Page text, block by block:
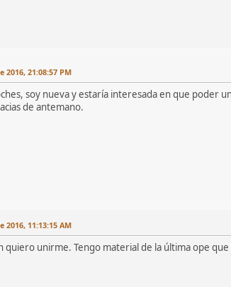
2016, 21:08:57 PM
soy nueva y estaría interesada en que poder
de antemano.
2016, 11:13:15 AM
quiero unirme. Tengo material de la última ope